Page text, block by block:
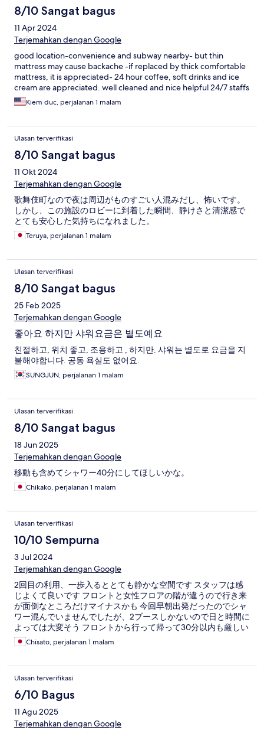
8/10 Sangat bagus
11 Apr 2024
Terjemahkan dengan Google
good location-convenience and subway nearby- but thin
mattress may cause backache -if replaced by thick comfortable
mattress, it is appreciated- 24 hour coffee, soft drinks and ice
cream are appreciated. well cleaned and nice helpful 24/7 staffs
Kiem duc, perjalanan 1 malam
Ulasan terverifikasi
8/10 Sangat bagus
11 Okt 2024
Terjemahkan dengan Google
歌舞伎町なので夜は周辺がものすごい人混みだし、怖いです。
しかし、この施設のロビーに到着した瞬間、静けさと清潔感で
とても安心した気持ちになれました。
Teruya, perjalanan 1 malam
Ulasan terverifikasi
8/10 Sangat bagus
25 Feb 2025
Terjemahkan dengan Google
좋아요 하지만 샤워요금은 별도예요
친절하고, 위치 좋고, 조용하고 , 하지만. 샤워는 별도로 요금을 지
불해야합니다. 공동 욕실도 없어요.
SUNGJUN, perjalanan 1 malam
Ulasan terverifikasi
8/10 Sangat bagus
18 Jun 2025
Terjemahkan dengan Google
移動も含めてシャワー40分にしてほしいかな。
Chikako, perjalanan 1 malam
Ulasan terverifikasi
10/10 Sempurna
3 Jul 2024
Terjemahkan dengan Google
2回目の利用、一歩入るととても静かな空間です スタッフは感
じよくて良いです フロントと女性フロアの階が違うので行き来
が面倒なところだけマイナスかも 今回早朝出発だったのでシャ
ワー混んでいませんでしたが、2ブースしかないので日と時間に
よっては大変そう フロントから行って帰って30分以内も厳しい
Chisato, perjalanan 1 malam
Ulasan terverifikasi
6/10 Bagus
11 Agu 2025
Terjemahkan dengan Google